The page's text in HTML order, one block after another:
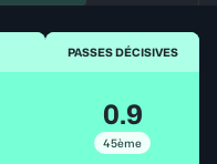
PASSES DÉCISIVES
0.9
45ème